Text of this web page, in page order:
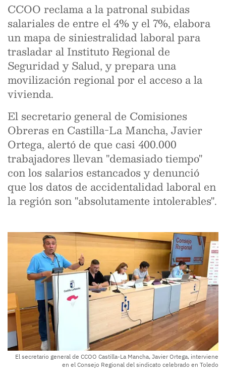
CCOO reclama a la patronal subidas
salariales de entre el 4% y el 7%, elabora
un mapa de siniestralidad laboral para
trasladar al Instituto Regional de
Seguridad y Salud, y prepara una
movilización regional por el acceso a la
vivienda.
El secretario general de Comisiones
Obreras en Castilla-La Mancha, Javier
Ortega, alertó de que casi 400.000
trabajadores llevan "demasiado tiempo"
con los salarios estancados y denunció
que los datos de accidentalidad laboral en
la región son "absolutamente intolerables".
El secretario general de CCOO Castilla-La Mancha, Javier Ortega, interviene
en el Consejo Regional del sindicato celebrado en Toledo